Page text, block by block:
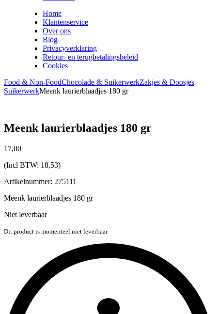
Home
Klantenservice
Over ons
Blog
Privacyverklaring
Retour- en terugbetalingsbeleid
Cookies
Food & Non-FoodChocolade & SuikerwerkZakjes & Doosjes
SuikerwerkMeenk laurierblaadjes 180 gr
Meenk laurierblaadjes 180 gr
17,00
(Incl BTW: 18,53)
Artikelnummer: 275111
Meenk laurierblaadjes 180 gr
Niet leverbaar
Dit product is momenteel niet leverbaar